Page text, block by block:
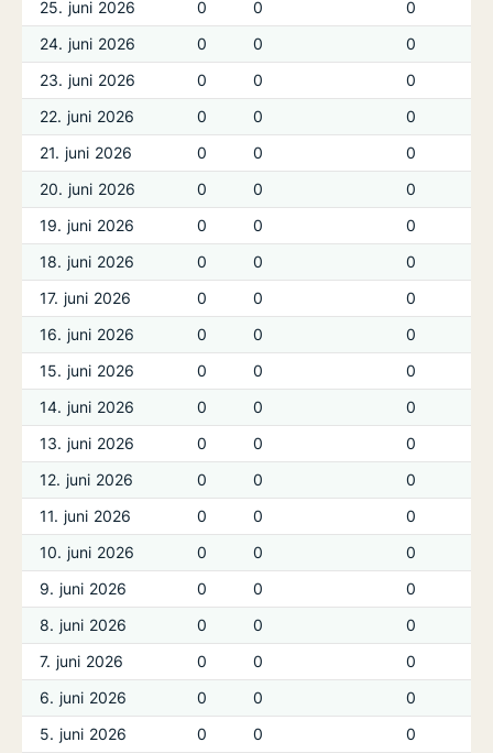
25. juni 2026 0 0
0
24. juni 2026
0 0
0
23. juni 2026
0 0
0
22. juni 2026
0 0
0
21. juni 2026
0 0
0
20. juni 2026
0 0
0
19. juni 2026
0 0
0
18. juni 2026
0 0
0
17. juni 2026
0 0
0
16. juni 2026
0 0
0
15. juni 2026
0 0
0
14. juni 2026
0 0
0
13. juni 2026
0 0
0
12. juni 2026
0 0
0
11. juni 2026
0 0
0
10. juni 2026
0 0
0
9. juni 2026
0 0
0
8. juni 2026
0 0
0
7. juni 2026
0 0
0
6. juni 2026
0 0
0
5. juni 2026
0 0
0